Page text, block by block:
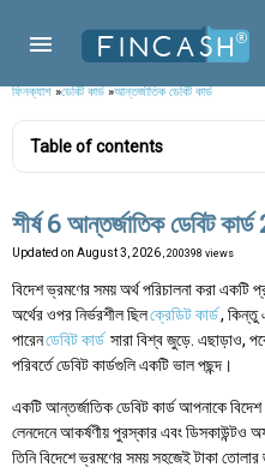
ফিনক্যাশ»ডেবিট কার্ড»আন্তর্জাতিক ডেবিট কার্ড
Table of contents
শীর্ষ 6 আন্তর্জাতিক ডেবিট
Updated on August 3, 2026 , 200398 views
বিদেশ ভ্রমণের সময় অর্থ পরিচালনা করা একটি
অর্থের ওপর নির্ভরশীল ছিলক্রেডিট কার্ড, কিন্তু
পারেনডেবিট কার্ড সারা বিশ্ব জুড়ে. এছাড়াও,
পরিবর্তে ডেবিট কার্ডগুলি একটি ভাল পছন্দ।
একটি আন্তর্জাতিক ডেবিট কার্ড আপনাকে
লেনদেনে আকর্ষণীয় পুরস্কার এবং ডিসকাউন্টও
তিনি বিদেশে ভ্রমণের সময় সহজেই টাকা